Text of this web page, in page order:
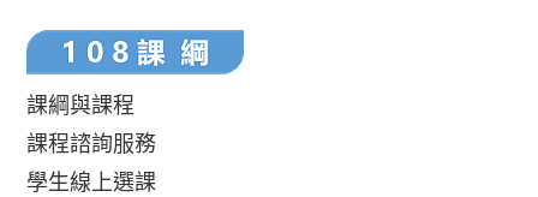
課綱與課程
課程諮詢服務
學生線上選課